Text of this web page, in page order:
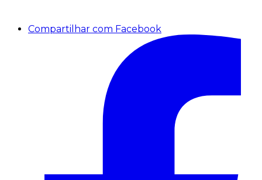
Compartilhar com Facebook